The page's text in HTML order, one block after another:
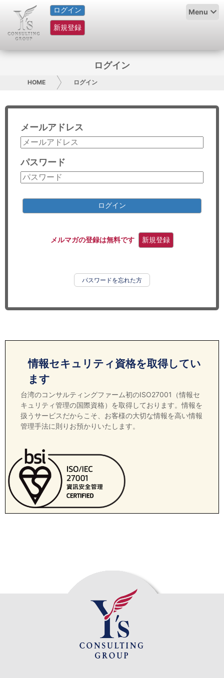
ログイン
新規登録
Menu
HOME
サービス紹介
グループ概要
採用情報
お問い合わせ
コンサルティング
リサーチ
ログイン
HOME ログイン
メールアドレス
パスワード
ログイン
メルマガの登録は無料です 新規登録
パスワードを忘れた方
情報セキュリティ資格を取得してい
ます
台湾のコンサルティングファーム初のISO27001（情報セ
キュリティ管理の国際資格）を取得しております。情報を
扱うサービスだからこそ、お客様の大切な情報を高い情報
管理手法に則りお預かりいたします。